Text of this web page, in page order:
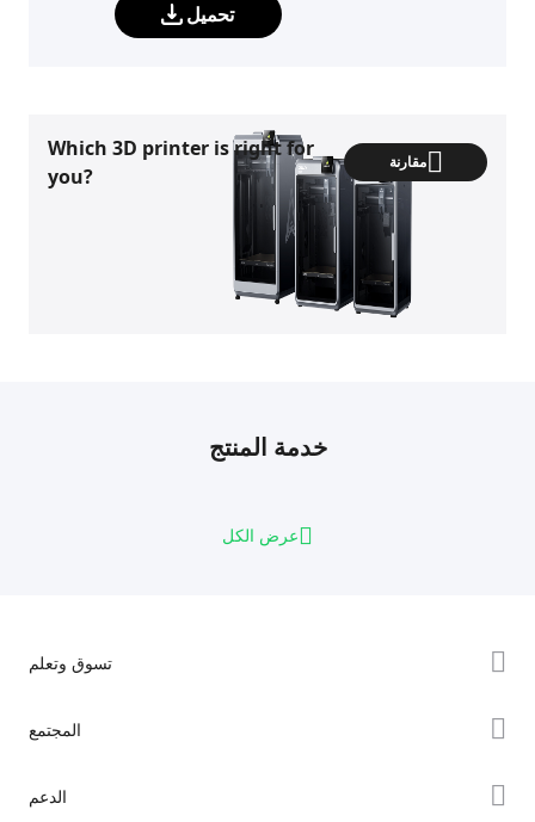
تحميل
Which 3D printer is right for
you?
مقارنة
خدمة المنتج
عرض الكل
تسوق وتعلم
المجتمع
الدعم